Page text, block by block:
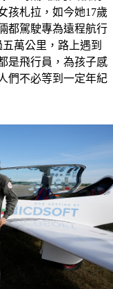
都駕駛專為遠程航行
萬公里，路上遇到
是飛行員，為孩子感
們不必等到一定年紀